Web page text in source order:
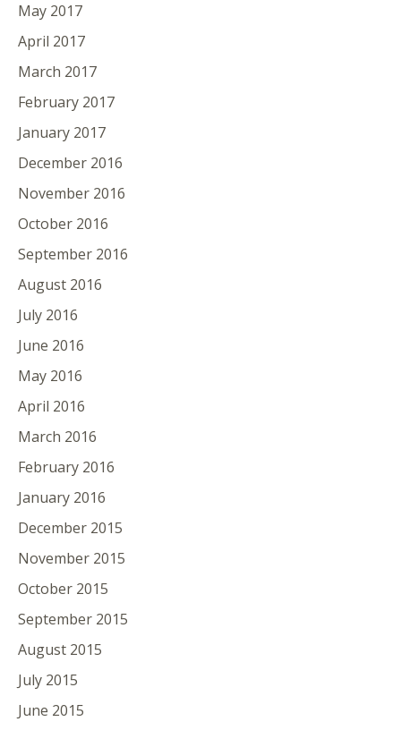
May 2017
April 2017
March 2017
February 2017
January 2017
December 2016
November 2016
October 2016
September 2016
August 2016
July 2016
June 2016
May 2016
April 2016
March 2016
February 2016
January 2016
December 2015
November 2015
October 2015
September 2015
August 2015
July 2015
June 2015